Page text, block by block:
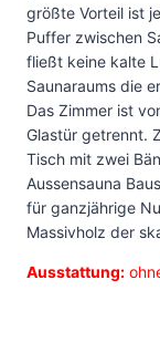
größte Vorteil ist
Puffer zwischen
fließt keine kalte
Saunaraums die
Das Zimmer ist
Glastür getrennt.
Tisch mit zwei
Aussensauna
für ganzjährige
Massivholz der
Ausstattung: